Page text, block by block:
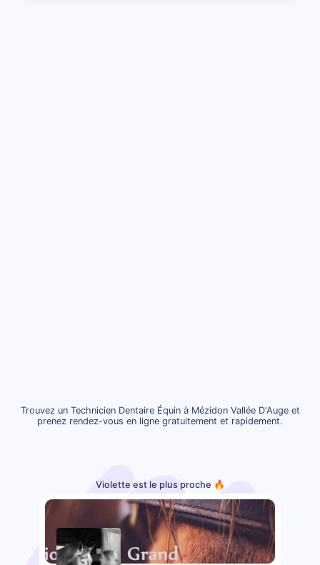
Trouvez un Technicien Dentaire Équin à Mézidon Vallée D'Auge et
prenez rendez-vous en ligne gratuitement et rapidement.
Violette est le plus proche 🔥